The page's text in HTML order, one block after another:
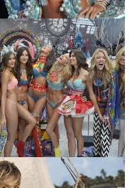
¿QUIERES SABER LA
EDAD Y ALTURA DE LAS
MODELOS VICTORIA'S
SECRET 2017?